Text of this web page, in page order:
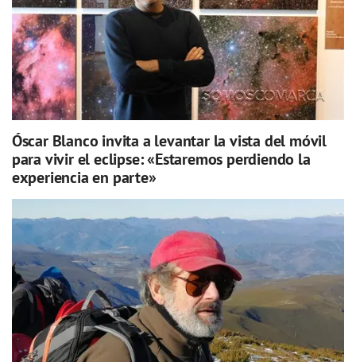
Óscar Blanco invita a levantar la vista del móvil
para vivir el eclipse: «Estaremos perdiendo la
experiencia en parte»